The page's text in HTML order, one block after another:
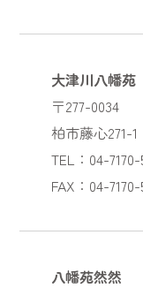
大津川八幡苑
〒277-0034
柏市藤心271-1
TEL：04-7170-
FAX：04-
八幡苑然然